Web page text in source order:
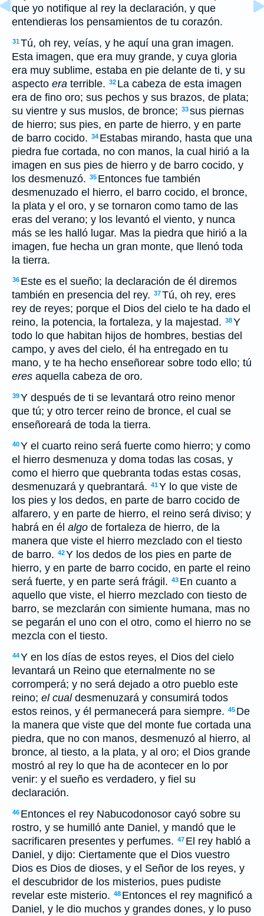
que yo notifique al rey la declaración, y que
entendieras los pensamientos de tu corazón.
31Tú, oh rey, veías, y he aquí una gran imagen.
Esta imagen, que era muy grande, y cuya gloria
era muy sublime, estaba en pie delante de ti, y su
aspecto era terrible. 32 La cabeza de esta imagen
era de fino oro; sus pechos y sus brazos, de plata;
su vientre y sus muslos, de bronce; 33sus piernas
de hierro; sus pies, en parte de hierro, y en parte
de barro cocido. 34 Estabas mirando, hasta que una
piedra fue cortada, no con manos, la cual hirió a la
imagen en sus pies de hierro y de barro cocido, y
los desmenuzó. 35 Entonces fue también
desmenuzado el hierro, el barro cocido, el bronce,
la plata y el oro, y se tornaron como tamo de las
eras del verano; y los levantó el viento, y nunca
más se les halló lugar. Mas la piedra que hirió a la
imagen, fue hecha un gran monte, que llenó toda
la tierra.
36 Este es el sueño; la declaración de él diremos
también en presencia del rey. 37Tú, oh rey, eres
rey de reyes; porque el Dios del cielo te ha dado el
reino, la potencia, la fortaleza, y la majestad. 38Y
todo lo que habitan hijos de hombres, bestias del
campo, y aves del cielo, él ha entregado en tu
mano, y te ha hecho enseñorear sobre todo ello; tú
eres aquella cabeza de oro.
39Y después de ti se levantará otro reino menor
que tú; y otro tercer reino de bronce, el cual se
enseñoreará de toda la tierra.
40Y el cuarto reino será fuerte como hierro; y como
el hierro desmenuza y doma todas las cosas, y
como el hierro que quebranta todas estas cosas,
desmenuzará y quebrantará. 41Y lo que viste de
los pies y los dedos, en parte de barro cocido de
alfarero, y en parte de hierro, el reino será diviso; y
habrá en él algo de fortaleza de hierro, de la
manera que viste el hierro mezclado con el tiesto
de barro. 42Y los dedos de los pies en parte de
hierro, y en parte de barro cocido, en parte el reino
será fuerte, y en parte será frágil. 43 En cuanto a
aquello que viste, el hierro mezclado con tiesto de
barro, se mezclarán con simiente humana, mas no
se pegarán el uno con el otro, como el hierro no se
mezcla con el tiesto.
44Y en los días de estos reyes, el Dios del cielo
levantará un Reino que eternalmente no se
corromperá; y no será dejado a otro pueblo este
reino; el cualdesmenuzará y consumirá todos
estos reinos, y él permanecerá para siempre. 45 De
la manera que viste que del monte fue cortada una
piedra, que no con manos, desmenuzó al hierro, al
bronce, al tiesto, a la plata, y al oro; el Dios grande
mostró al rey lo que ha de acontecer en lo por
venir: y el sueño es verdadero, y fiel su
declaración.
46 Entonces el rey Nabucodonosor cayó sobre su
rostro, y se humilló ante Daniel, y mandó que le
sacrificaren presentes y perfumes. 47 El rey habló a
Daniel, y dijo: Ciertamente que el Dios vuestro
Dios es Dios de dioses, y el Señor de los reyes, y
el descubridor de los misterios, pues pudiste
revelar este misterio. 48 Entonces el rey magnificó a
Daniel, y le dio muchos y grandes dones, y lo puso